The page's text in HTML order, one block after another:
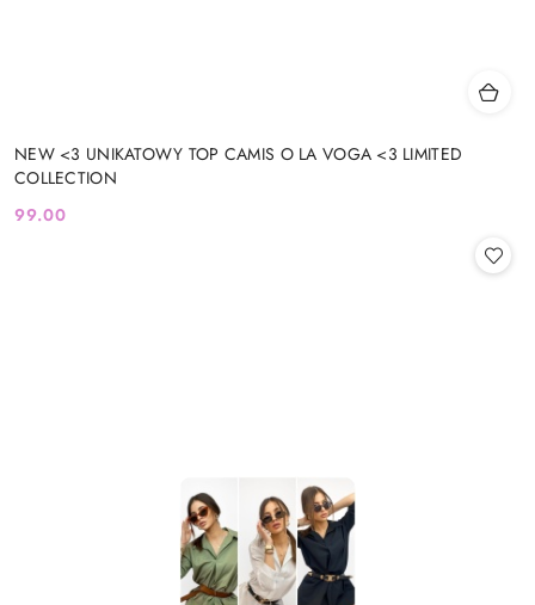
NEW <3 UNIKATOWY TOP CAMIS O LA VOGA <3 LIMITED
COLLECTION
Cena:
99.00